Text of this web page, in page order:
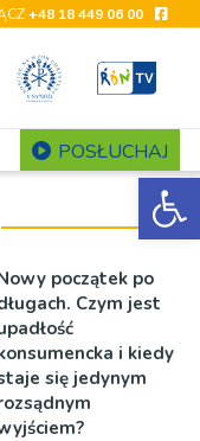
+48 18 449 06 00
POSŁUCHAJ
początek po
Czym jest
i kiedy
się jedynym